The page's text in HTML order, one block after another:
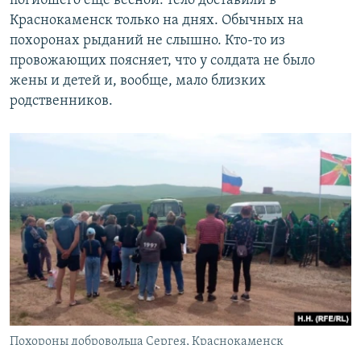
Краснокаменск только на днях. Обычных на
похоронах рыданий не слышно. Кто-то из
провожающих поясняет, что у солдата не было
жены и детей и, вообще, мало близких
родственников.
Похороны добровольца Сергея, Краснокаменск